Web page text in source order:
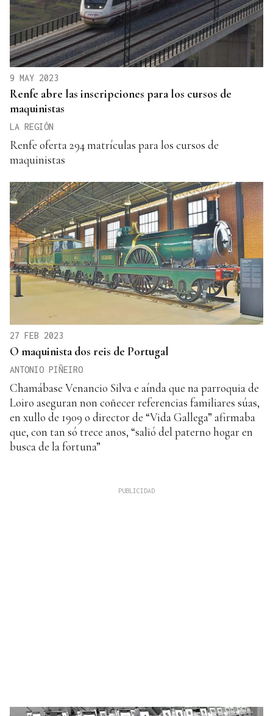
9 MAY 2023
Renfe abre las inscripciones para los cursos de
maquinistas
LA REGIÓN
Renfe oferta 294 matrículas para los cursos de
maquinistas
27 FEB 2023
O maquinista dos reis de Portugal
ANTONIO PIÑEIRO
Chamábase Venancio Silva e aínda que na parroquia de
Loiro aseguran non coñecer referencias familiares súas,
en xullo de 1909 o director de “Vida Gallega” afirmaba
que, con tan só trece anos, “salió del paterno hogar en
busca de la fortuna”